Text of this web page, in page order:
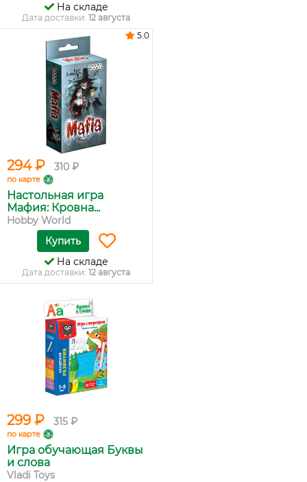
На складе
Дата доставки: 12 августа
294 ₽ 310 ₽
по карте
Настольная игра
Мафия: Кровна...
Hobby World
5.0
Купить
На складе
Дата доставки: 12 августа
299 ₽ 315 ₽
по карте
Игра обучающая Буквы
и слова
Vladi Toys